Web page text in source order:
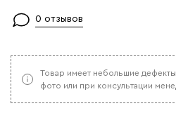
0 отзывов
Товар имеет небольшие
фото или при консультации